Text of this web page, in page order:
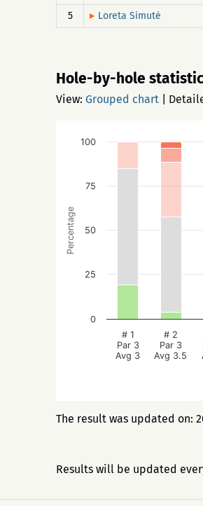
5
Loreta Simutė
Hole-by-hole
View: Grouped chart
Percentage
# 1
Par 3
Avg 3
# 2
Par 3
Avg 3.5
0
25
50
75
100
The result was updated on:
Results will be updated